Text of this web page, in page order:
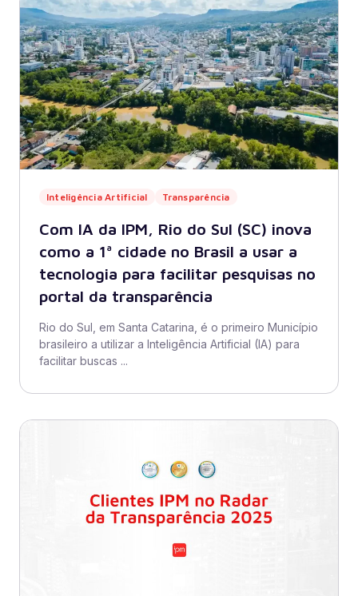
Inteligência Artificial Transparência
Com IA da IPM, Rio do Sul (SC) inova
como a 1ª cidade no Brasil a usar a
tecnologia para facilitar pesquisas no
portal da transparência
Rio do Sul, em Santa Catarina, é o primeiro Município
brasileiro a utilizar a Inteligência Artificial (IA) para
facilitar buscas ...